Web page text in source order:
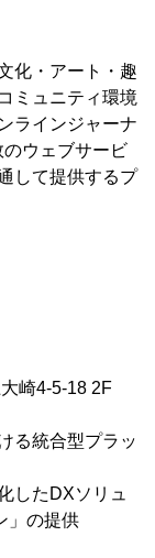
化・アート・趣
ミュニティ環境
ラインジャーナ
ウェブサービ
して提供するプ
崎4-5-18 2F
る統合型プラッ
たDXソリュ
」の提供